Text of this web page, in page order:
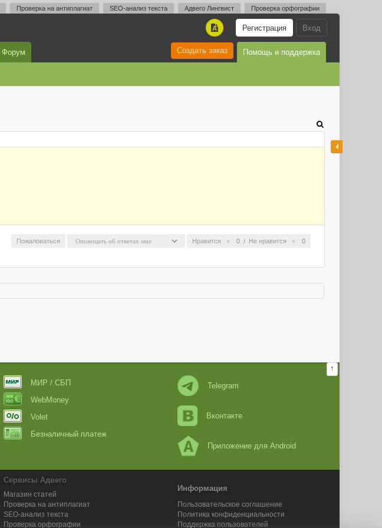
Проверка на антиплагиат SEO-анализ текста Адвего Лингвист Проверка орфографии
Вход
Регистрация
A
Форум Помощь и поддержка
Создать заказ
Нравится 0 / Не нравится 0
Пожаловаться
↑
МИР / СБП
WebMoney
Volet
Безналичный платеж
Telegram
Вконтакте
Приложение для Android
Сервисы Адвего
Магазин статей
Проверка на антиплагиат
SEO-анализ текста
Проверка орфографии
Информация
Пользовательское соглашение
Политика конфиденциальности
Поддержка пользователей